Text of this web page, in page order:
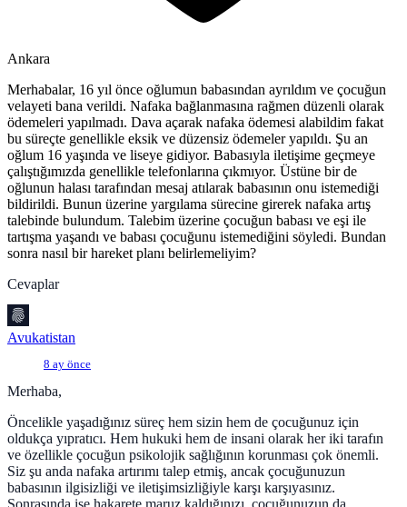
Ankara
Merhabalar, 16 yıl önce oğlumun babasından ayrıldım ve çocuğun
velayeti bana verildi. Nafaka bağlanmasına rağmen düzenli olarak
ödemeleri yapılmadı. Dava açarak nafaka ödemesi alabildim fakat
bu süreçte genellikle eksik ve düzensiz ödemeler yapıldı. Şu an
oğlum 16 yaşında ve liseye gidiyor. Babasıyla iletişime geçmeye
çalıştığımızda genellikle telefonlarına çıkmıyor. Üstüne bir de
oğlunun halası tarafından mesaj atılarak babasının onu istemediği
bildirildi. Bunun üzerine yargılama sürecine girerek nafaka artış
talebinde bulundum. Talebim üzerine çocuğun babası ve eşi ile
tartışma yaşandı ve babası çocuğunu istemediğini söyledi. Bundan
sonra nasıl bir hareket planı belirlemeliyim?
Cevaplar
Avukatistan
8 ay önce
Merhaba,
Öncelikle yaşadığınız süreç hem sizin hem de çocuğunuz için
oldukça yıpratıcı. Hem hukuki hem de insani olarak her iki tarafın
ve özellikle çocuğun psikolojik sağlığının korunması çok önemli.
Siz şu anda nafaka artırımı talep etmiş, ancak çocuğunuzun
babasının ilgisizliği ve iletişimsizliğiyle karşı karşıyasınız.
Sonrasında ise hakarete maruz kaldığınızı, çocuğunuzun da